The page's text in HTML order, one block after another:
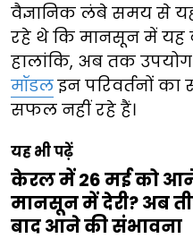
वैज्ञानिक लंबे समय से
रहे थे कि मानसून में यह
हालांकि, अब तक
मॉडलइन परिवर्तनों
सफल नहीं रहे हैं।
यह भी पढ़ें
केरल में 26 मई को
मानसून में देरी? अब
बाद आने की संभावना